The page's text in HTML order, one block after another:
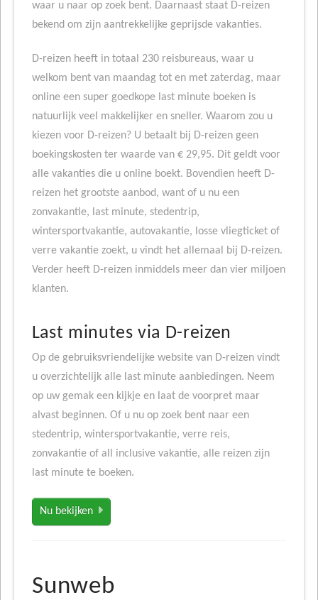
waar u naar op zoek bent. Daarnaast staat D-reizen
bekend om zijn aantrekkelijke geprijsde vakanties.
D-reizen heeft in totaal 230 reisbureaus, waar u
welkom bent van maandag tot en met zaterdag, maar
online een super goedkope last minute boeken is
natuurlijk veel makkelijker en sneller. Waarom zou u
kiezen voor D-reizen? U betaalt bij D-reizen geen
boekingskosten ter waarde van € 29,95. Dit geldt voor
alle vakanties die u online boekt. Bovendien heeft D-
reizen het grootste aanbod, want of u nu een
zonvakantie, last minute, stedentrip,
wintersportvakantie, autovakantie, losse vliegticket of
verre vakantie zoekt, u vindt het allemaal bij D-reizen.
Verder heeft D-reizen inmiddels meer dan vier miljoen
klanten.
Last minutes via D-reizen
Op de gebruiksvriendelijke website van D-reizen vindt
u overzichtelijk alle last minute aanbiedingen. Neem
op uw gemak een kijkje en laat de voorpret maar
alvast beginnen. Of u nu op zoek bent naar een
stedentrip, wintersportvakantie, verre reis,
zonvakantie of all inclusive vakantie, alle reizen zijn
last minute te boeken.
Nu bekijken
Sunweb